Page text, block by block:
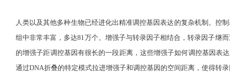
人类以及其他多种生物已经进化出精准调控基因表达的复杂机制。控
组中非常丰富，多达81万个。增强子与转录因子相结合，转录因子继
的增强子距调控基因有很长的一段距离，这些增强子如何调控基因表
通过DNA折叠的特定模式拉进增强子和调控基因的空间距离，使得转录